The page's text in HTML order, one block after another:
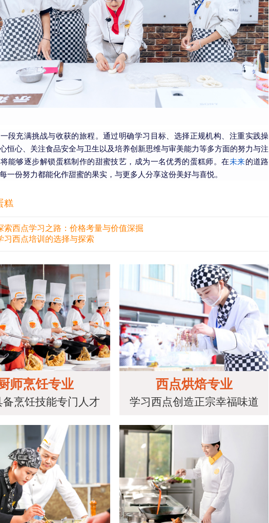
段充满挑战与收获的旅程。通过明确学习目标、选择正规机构、注重实践操
恒心、关注食品安全与卫生以及培养创新思维与审美能力等多方面的努力与注
能够逐步解锁蛋糕制作的甜蜜技艺，成为一名优秀的蛋糕师。在未来的道路
一份努力都能化作甜蜜的果实，与更多人分享这份美好与喜悦。
糕
索西点学习之路：价格考量与价值深掘
习西点培训的选择与探索
师烹饪专业
备烹饪技能专门人才
西点烘焙专业
学习西点创造正宗幸福味道